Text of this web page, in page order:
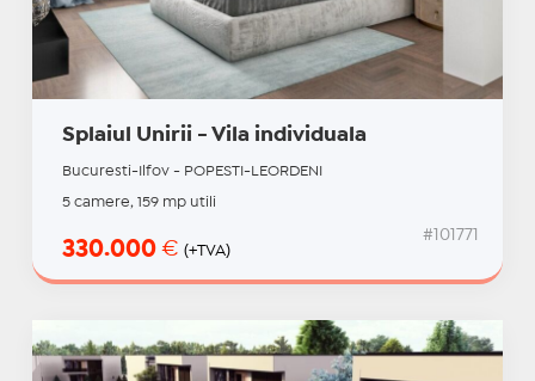
Splaiul Unirii - Vila individuala
Bucuresti-Ilfov - POPESTI-LEORDENI
5 camere, 159 mp utili
330.000 € (+TVA)
#101771